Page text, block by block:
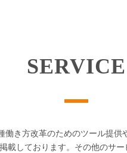
SERVICE
き方改革のためのツール提供
載しております。その他のサ